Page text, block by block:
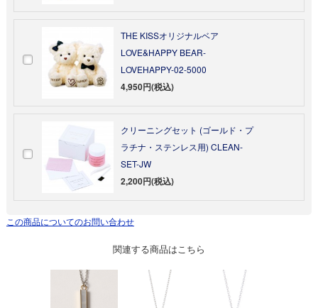
THE KISSオリジナルベア
LOVE&HAPPY BEAR-
LOVEHAPPY-02-5000
4,950円(税込)
クリーニングセット (ゴールド・プ
ラチナ・ステンレス用) CLEAN-
SET-JW
2,200円(税込)
この商品についてのお問い合わせ
関連する商品はこちら